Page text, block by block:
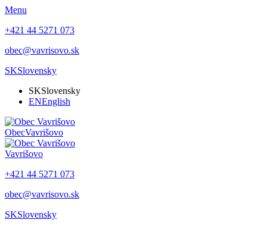
Menu
+421 44 5271 073
obec@vavrisovo.sk
SKSlovensky
SKSlovensky
ENEnglish
ObecVavrišovo
Vavrišovo
+421 44 5271 073
obec@vavrisovo.sk
SKSlovensky